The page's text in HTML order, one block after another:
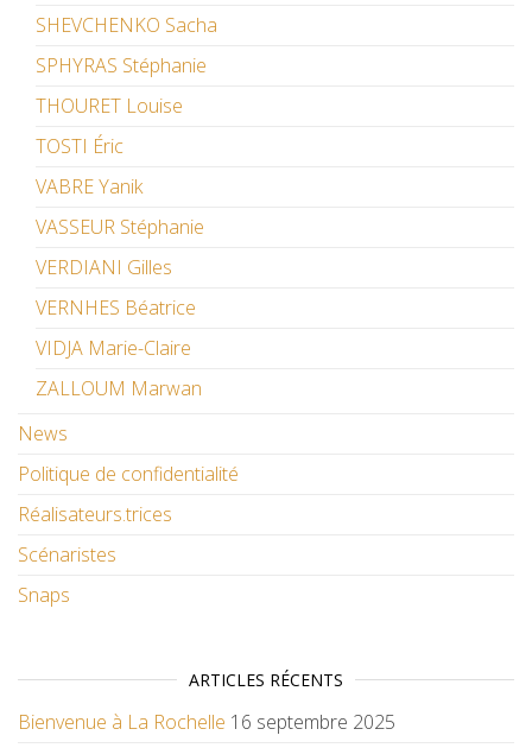
SHEVCHENKO Sacha
SPHYRAS Stéphanie
THOURET Louise
TOSTI Éric
VABRE Yanik
VASSEUR Stéphanie
VERDIANI Gilles
VERNHES Béatrice
VIDJA Marie-Claire
ZALLOUM Marwan
News
Politique de confidentialité
Réalisateurs.trices
Scénaristes
Snaps
ARTICLES RÉCENTS
Bienvenue à La Rochelle 16 septembre 2025